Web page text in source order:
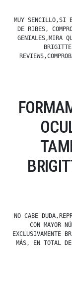
MUY SENCILLO,SI
DE RIBES,
GENIALES,MIRA
NO CABE
CON MAYOR
EXCLUSIVAMENTE
MÁS, EN TOTAL